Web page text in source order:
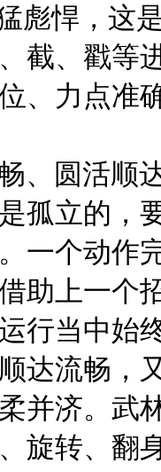
彪悍，这
截、戳等
、力点准
、圆活顺
孤立的，
一个动作
助上一个
行当中始
达流畅，
并济。武
旋转、翻